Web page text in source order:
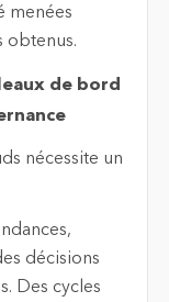
menées
obtenus.
de bord
nécessite un
décisions
Des cycles